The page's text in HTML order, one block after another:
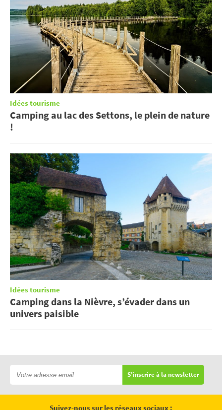
Idées tourisme
Camping au lac des Settons, le plein de nature
!
Idées tourisme
Camping dans la Nièvre, s’évader dans un
univers paisible
S'inscrire à la newsletter